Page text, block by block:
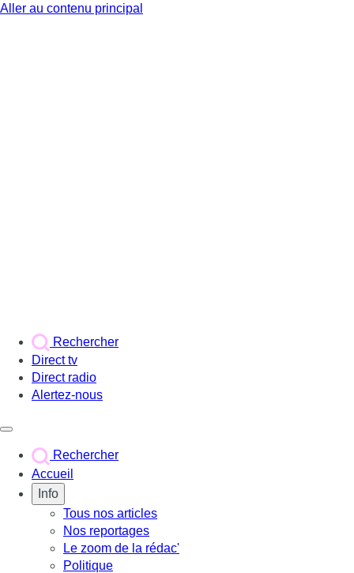
Aller au contenu principal
Rechercher
Direct tv
Direct radio
Alertez-nous
Rechercher
Accueil
Info
Tous nos articles
Nos reportages
Le zoom de la rédac'
Politique